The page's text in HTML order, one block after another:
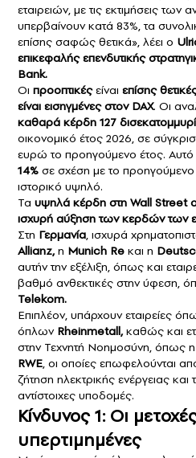
εταιρειών, με τις εκτιμήσεις των
υπερβαίνουν κατά 83%, τα
επίσης σαφώς θετικά», λέει ο
επικεφαλής επενδυτικής
Bank.
Οι προοπτικέςείναι επίσης
είναι εισηγμένες στον DAX. Οι
καθαρά κέρδη 127
οικονομικό έτος 2026, σε
ευρώ το προηγούμενο έτος.
14% σε σχέση με το προηγούμενο
ιστορικό υψηλό.
Τα υψηλά κέρδη στη Wall Street
ισχυρή αύξηση των κερδών των
Στη Γερμανία, ισχυρά
Allianz,η Munich Re και η
αυτήν την εξέλιξη, όπως και
βαθμό ανθεκτικές στην ύφεση,
Telekom.
Επιπλέον, υπάρχουν εταιρείες
όπλων Rheinmetall,καθώς και
στην Τεχνητή Νοημοσύνη, όπως η
RWE, οι οποίες επωφελούνται
ζήτηση ηλεκτρικής ενέργειας και
αντίστοιχες υποδομές.
Κίνδυνος 1: Οι
υπερτιμημένες